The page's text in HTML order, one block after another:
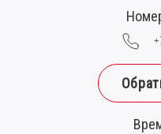
Страна производства: